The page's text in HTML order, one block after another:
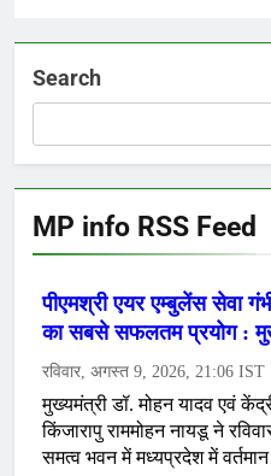
Search
MP info RSS Feed